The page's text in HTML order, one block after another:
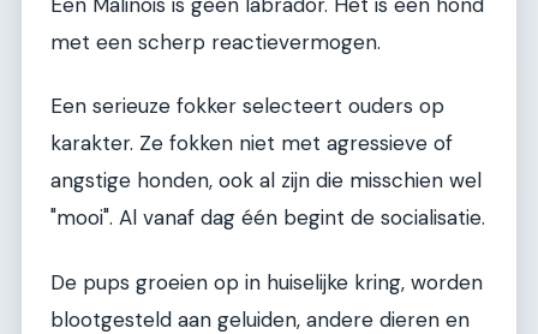
met een scherp reactievermogen.
Een serieuze fokker selecteert ouders op
karakter. Ze fokken niet met agressieve of
angstige honden, ook al zijn die misschien wel
"mooi". Al vanaf dag één begint de socialisatie.
De pups groeien op in huiselijke kring, worden
blootgesteld aan geluiden, andere dieren en